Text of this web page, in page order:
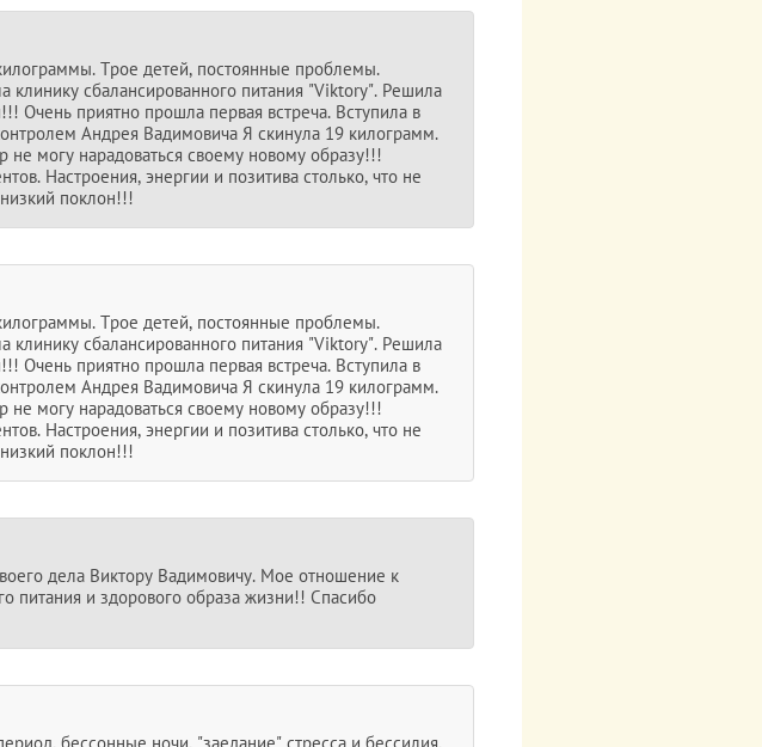
Трое детей, постоянные проблемы.
сбалансированного питания "Viktory". Решила
Очень приятно прошла первая встреча. Вступила в
Андрея Вадимовича Я скинула 19 килограмм.
могу нарадоваться своему новому образу!!!
Настроения, энергии и позитива столько, что не
поклон!!!
Трое детей, постоянные проблемы.
сбалансированного питания "Viktory". Решила
Очень приятно прошла первая встреча. Вступила в
Андрея Вадимовича Я скинула 19 килограмм.
могу нарадоваться своему новому образу!!!
Настроения, энергии и позитива столько, что не
поклон!!!
дела Виктору Вадимовичу. Мое отношение к
питания и здорового образа жизни!! Спасибо